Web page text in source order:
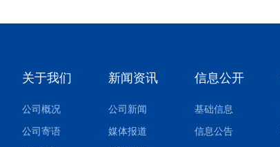
关于我们
公司概况
公司寄语
新闻资讯
公司新闻
媒体报道
信息公开
基础信息
信息公告